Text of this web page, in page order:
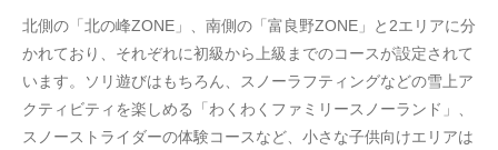
北側の「北の峰ZONE」、南側の「富良野ZONE」と2エリアに分
かれており、それぞれに初級から上級までのコースが設定されて
います。ソリ遊びはもちろん、スノーラフティングなどの雪上ア
クティビティを楽しめる「わくわくファミリースノーランド」、
スノーストライダーの体験コースなど、小さな子供向けエリアは